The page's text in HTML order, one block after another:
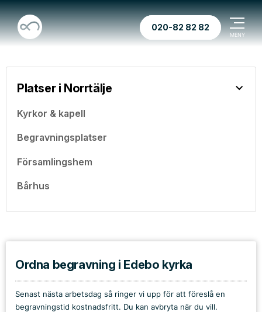
020-82 82 82
Platser i Norrtälje
Kyrkor & kapell
Begravningsplatser
Församlingshem
Bårhus
Ordna begravning i Edebo kyrka
Senast nästa arbetsdag så ringer vi upp för att föreslå en
begravningstid kostnadsfritt. Du kan avbryta när du vill.